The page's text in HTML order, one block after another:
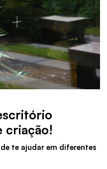
criação!
te ajudar em diferentes